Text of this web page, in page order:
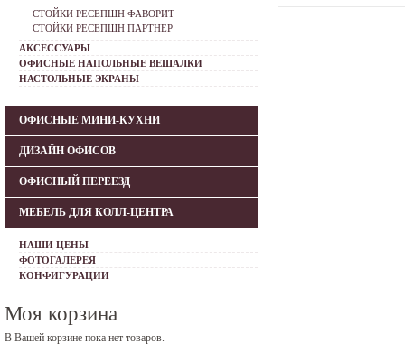
СТОЙКИ РЕСЕПШН ФАВОРИТ
СТОЙКИ РЕСЕПШН ПАРТНЕР
АКСЕССУАРЫ
ОФИСНЫЕ НАПОЛЬНЫЕ ВЕШАЛКИ
НАСТОЛЬНЫЕ ЭКРАНЫ
ОФИСНЫЕ МИНИ-КУХНИ
ДИЗАЙН ОФИСОВ
ОФИСНЫЙ ПЕРЕЕЗД
МЕБЕЛЬ ДЛЯ КОЛЛ-ЦЕНТРА
НАШИ ЦЕНЫ
ФОТОГАЛЕРЕЯ
КОНФИГУРАЦИИ
Моя корзина
В Вашей корзине пока нет товаров.